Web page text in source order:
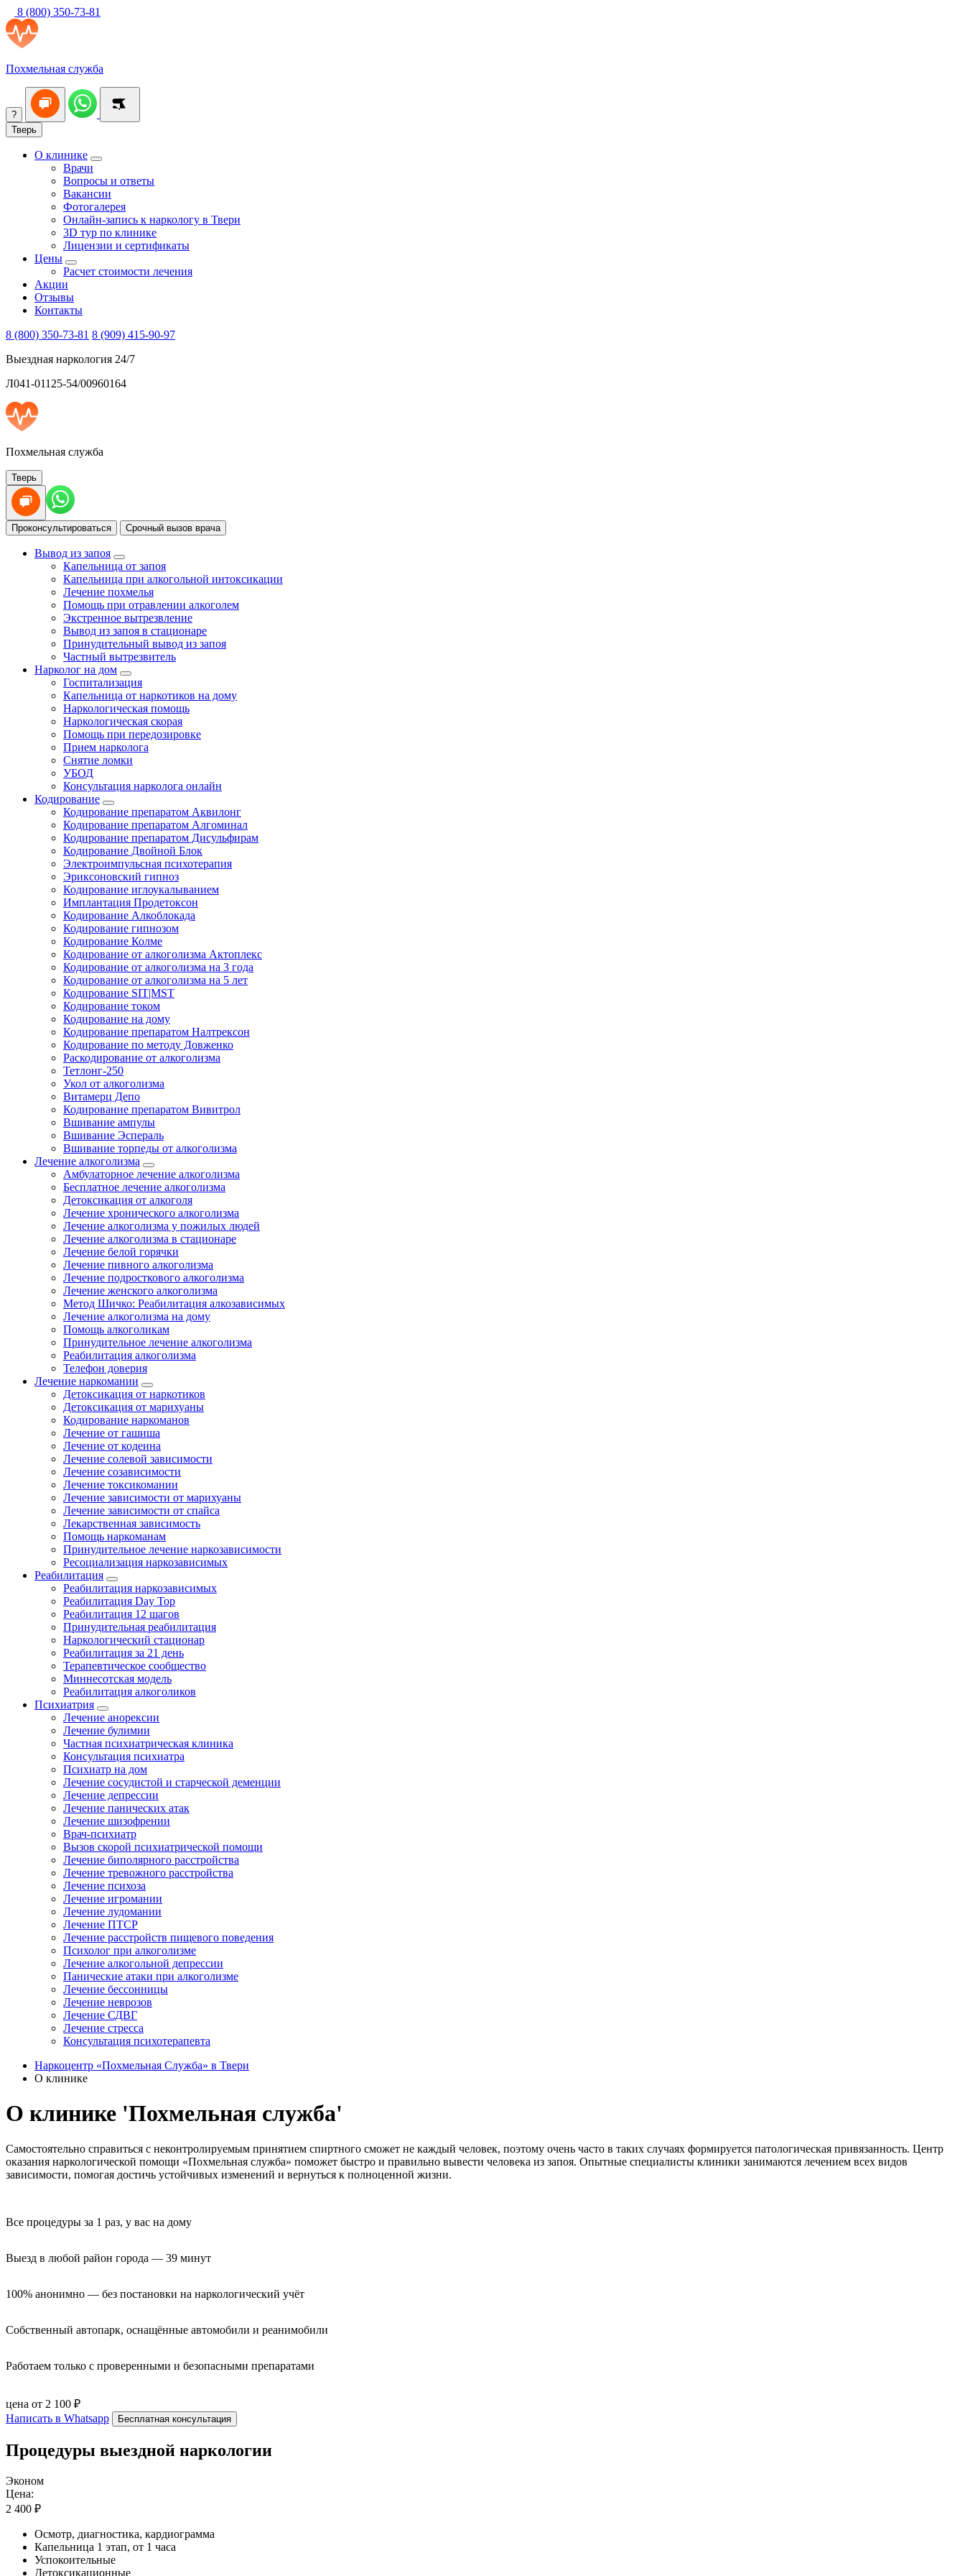
8 (800) 350-73-81
Похмельная служба
?
Тверь
О клинике
Врачи
Вопросы и ответы
Вакансии
Фотогалерея
Онлайн-запись к наркологу в Твери
3D тур по клинике
Лицензии и сертификаты
Цены
Расчет стоимости лечения
Акции
Отзывы
Контакты
8 (800) 350-73-81 8 (909) 415-90-97
Выездная наркология 24/7
Л041-01125-54/00960164
Похмельная служба
Тверь
Проконсультироваться Срочный вызов врача
Вывод из запоя
Капельница от запоя
Капельница при алкогольной интоксикации
Лечение похмелья
Помощь при отравлении алкоголем
Экстренное вытрезвление
Вывод из запоя в стационаре
Принудительный вывод из запоя
Частный вытрезвитель
Нарколог на дом
Госпитализация
Капельница от наркотиков на дому
Наркологическая помощь
Наркологическая скорая
Помощь при передозировке
Прием нарколога
Снятие ломки
УБОД
Консультация нарколога онлайн
Кодирование
Кодирование препаратом Аквилонг
Кодирование препаратом Алгоминал
Кодирование препаратом Дисульфирам
Кодирование Двойной Блок
Электроимпульсная психотерапия
Эриксоновский гипноз
Кодирование иглоукалыванием
Имплантация Продетоксон
Кодирование Алкоблокада
Кодирование гипнозом
Кодирование Колме
Кодирование от алкоголизма Актоплекс
Кодирование от алкоголизма на 3 года
Кодирование от алкоголизма на 5 лет
Кодирование SIT|MST
Кодирование током
Кодирование на дому
Кодирование препаратом Налтрексон
Кодирование по методу Довженко
Раскодирование от алкоголизма
Тетлонг-250
Укол от алкоголизма
Витамерц Депо
Кодирование препаратом Вивитрол
Вшивание ампулы
Вшивание Эспераль
Вшивание торпеды от алкоголизма
Лечение алкоголизма
Амбулаторное лечение алкоголизма
Бесплатное лечение алкоголизма
Детоксикация от алкоголя
Лечение хронического алкоголизма
Лечение алкоголизма у пожилых людей
Лечение алкоголизма в стационаре
Лечение белой горячки
Лечение пивного алкоголизма
Лечение подросткового алкоголизма
Лечение женского алкоголизма
Метод Шичко: Реабилитация алкозависимых
Лечение алкоголизма на дому
Помощь алкоголикам
Принудительное лечение алкоголизма
Реабилитация алкоголизма
Телефон доверия
Лечение наркомании
Детоксикация от наркотиков
Детоксикация от марихуаны
Кодирование наркоманов
Лечение от гашиша
Лечение от кодеина
Лечение солевой зависимости
Лечение созависимости
Лечение токсикомании
Лечение зависимости от марихуаны
Лечение зависимости от спайса
Лекарственная зависимость
Помощь наркоманам
Принудительное лечение наркозависимости
Ресоциализация наркозависимых
Реабилитация
Реабилитация наркозависимых
Реабилитация Day Top
Реабилитация 12 шагов
Принудительная реабилитация
Наркологический стационар
Реабилитация за 21 день
Терапевтическое сообщество
Миннесотская модель
Реабилитация алкоголиков
Психиатрия
Лечение анорексии
Лечение булимии
Частная психиатрическая клиника
Консультация психиатра
Психиатр на дом
Лечение сосудистой и старческой деменции
Лечение депрессии
Лечение панических атак
Лечение шизофрении
Врач-психиатр
Вызов скорой психиатрической помощи
Лечение биполярного расстройства
Лечение тревожного расстройства
Лечение психоза
Лечение игромании
Лечение лудомании
Лечение ПТСР
Лечение расстройств пищевого поведения
Психолог при алкоголизме
Лечение алкогольной депрессии
Панические атаки при алкоголизме
Лечение бессонницы
Лечение неврозов
Лечение СДВГ
Лечение стресса
Консультация психотерапевта
Наркоцентр «Похмельная Служба» в Твери
О клинике
О клинике 'Похмельная служба'
Самостоятельно справиться с неконтролируемым принятием спиртного сможет не каждый человек, поэтому очень часто в таких случаях формируется патологическая привязанность. Центр
оказания наркологической помощи «Похмельная служба» поможет быстро и правильно вывести человека из запоя. Опытные специалисты клиники занимаются лечением всех видов
зависимости, помогая достичь устойчивых изменений и вернуться к полноценной жизни.
Все процедуры за 1 раз, у вас на дому
Выезд в любой район города — 39 минут
100% анонимно — без постановки на наркологический учёт
Собственный автопарк, оснащённые автомобили и реанимобили
Работаем только с проверенными и безопасными препаратами
цена от 2 100 ₽
Написать в Whatsapp
Бесплатная консультация
Процедуры выездной наркологии
Эконом
Цена:
2 400 ₽
Осмотр, диагностика, кардиограмма
Капельница 1 этап, от 1 часа
Успокоительные
Детоксикационные